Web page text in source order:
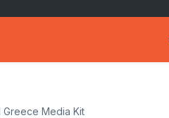
Greece Media Kit